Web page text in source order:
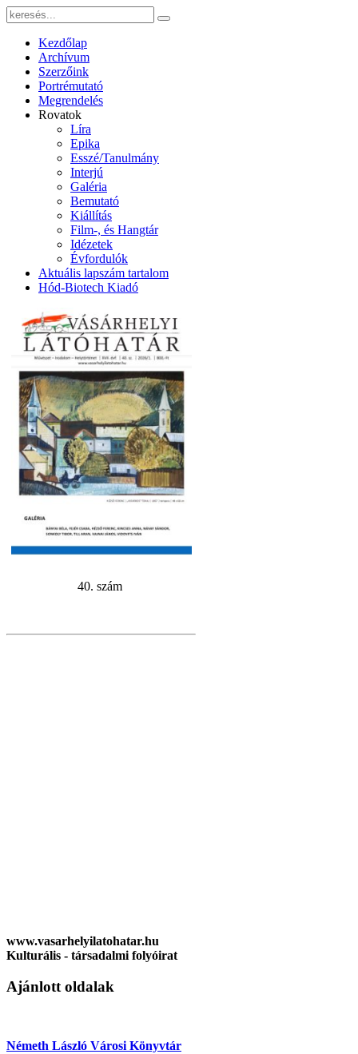
Kezdőlap
Archívum
Szerzőink
Portrémutató
Megrendelés
Rovatok
Líra
Epika
Esszé/Tanulmány
Interjú
Galéria
Bemutató
Kiállítás
Film-, és Hangtár
Idézetek
Évfordulók
Aktuális lapszám tartalom
Hód-Biotech Kiadó
40. szám
www.vasarhelyilatohatar.hu
Kulturális - társadalmi folyóirat
Ajánlott oldalak
Németh László Városi Könyvtár